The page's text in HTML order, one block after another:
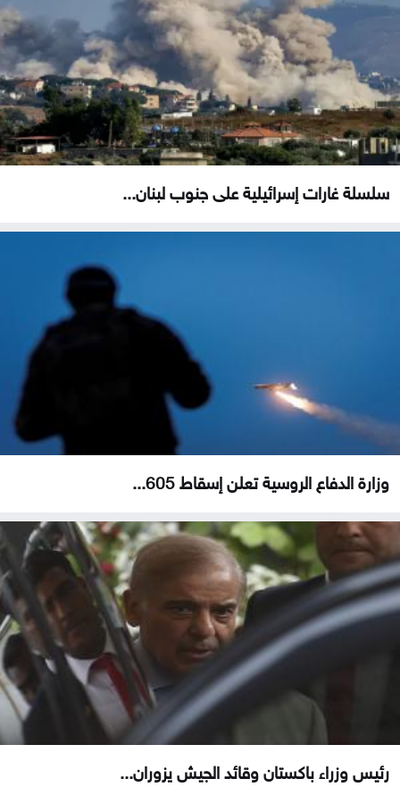
سلسلة غارات إسرائيلية على جنوب لبنان...
وزارة الدفاع الروسية تعلن إسقاط 605...
رئيس وزراء باكستان وقائد الجيش يزوران...